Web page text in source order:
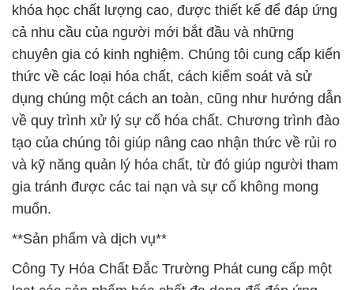
khóa học chất lượng cao, được thiết kế để đáp ứng
cả nhu cầu của người mới bắt đầu và những
chuyên gia có kinh nghiệm. Chúng tôi cung cấp kiến
thức về các loại hóa chất, cách kiểm soát và sử
dụng chúng một cách an toàn, cũng như hướng dẫn
về quy trình xử lý sự cố hóa chất. Chương trình đào
tạo của chúng tôi giúp nâng cao nhận thức về rủi ro
và kỹ năng quản lý hóa chất, từ đó giúp người tham
gia tránh được các tai nạn và sự cố không mong
muốn.
**Sản phẩm và dịch vụ**
Công Ty Hóa Chất Đắc Trường Phát cung cấp một